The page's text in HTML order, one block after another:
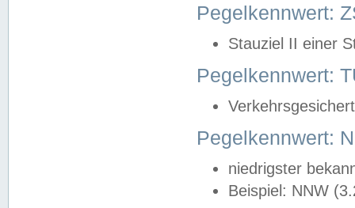
Pegelkennwert:
Stauziel II einer
Pegelkennwert:
Pegelkennwert:
niedrigster
Beispiel: NNW